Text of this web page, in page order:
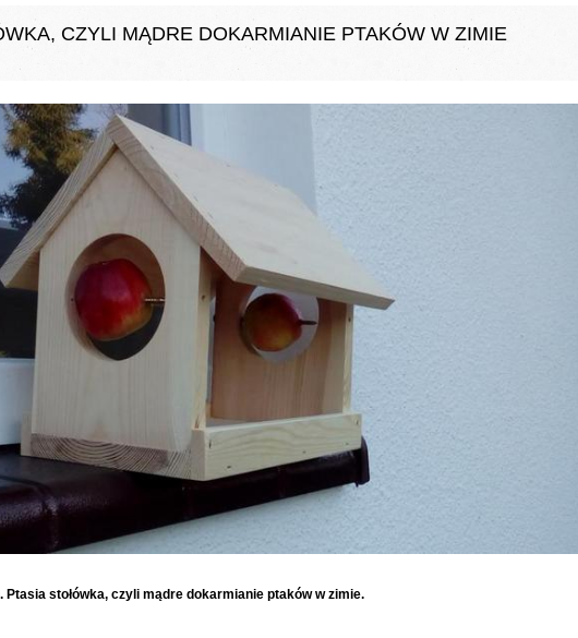
CZYLI MĄDRE DOKARMIANIE PTAKÓW W ZIMIE
Ptasia stołówka, czyli mądre dokarmianie ptaków w zimie.